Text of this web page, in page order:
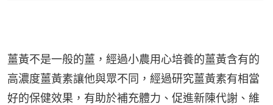
薑黃不是一般的薑，經過小農用心培養的薑黃含有的
高濃度薑黃素讓他與眾不同，經過研究薑黃素有相當
好的保健效果，有助於補充體力、促進新陳代謝、維